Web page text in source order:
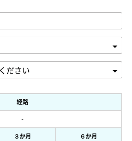
経路
-
３か月 ６か月